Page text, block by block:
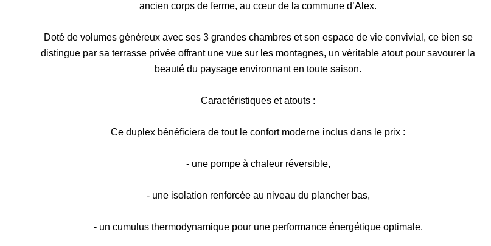
ancien corps de ferme, au cœur de la commune d’Alex.
Doté de volumes généreux avec ses 3 grandes chambres et son espace de vie convivial, ce bien se
distingue par sa terrasse privée offrant une vue sur les montagnes, un véritable atout pour savourer la
beauté du paysage environnant en toute saison.
Caractéristiques et atouts :
Ce duplex bénéficiera de tout le confort moderne inclus dans le prix :
- une pompe à chaleur réversible,
- une isolation renforcée au niveau du plancher bas,
- un cumulus thermodynamique pour une performance énergétique optimale.